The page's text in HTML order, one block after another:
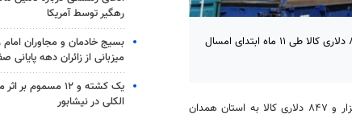
همدان - مدیرکل کمرگ استان همدان از واردات ۲۴ میلیون و ۵۸۹ هزار و ۸۴۷ دلاری کالا طی ۱۱ ماه ابتدای امسال
با اشاره به واردات ۲۴ میلیون و ۵۸۹ هزار و ۸۴۷ دلاری کالا به استان همدان
رهگیر توسط آمریکا
بسیج خادمان و مجاوران امام
میزبانی از زائران دهه پایانی
یک کشته و ۱۲ مسموم
الکلی در نیشابور